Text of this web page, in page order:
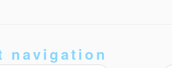
navigation